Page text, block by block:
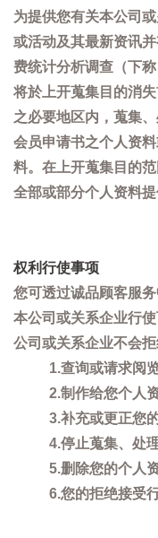
为提供您有关本公司
或活动及其最新资讯
费统计分析调查（下
将於上开蒐集目的消
之必要地区内，蒐集
会员申请书之个人资
料。在上开蒐集目的
全部或部分个人资料
权利行使事项
您可透过诚品顾客服
本公司或关系企业行
公司或关系企业不会
1.查询或请求阅
2.制作给您个人
3.补充或更正您
4.停止蒐集、处
5.删除您的个人资
6.您的拒绝接受行